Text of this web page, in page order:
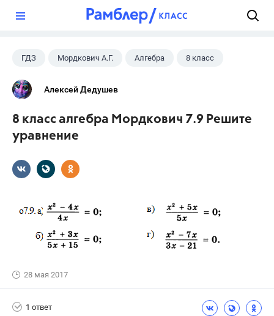
ГДЗ Мордкович А.Г. Алгебра 8 класс
Алексей Дедушев
8 класс алгебра Мордкович 7.9 Решите
уравнение
28 мая 2017
1 ответ